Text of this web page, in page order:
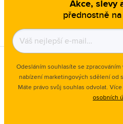
Akce, slevy
přednostně
Odesláním souhlasíte se
nabízení marketingových sdělení od
Máte právo svůj souhlas odvolat.
osobních